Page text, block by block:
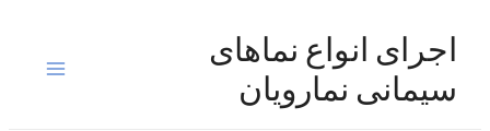
اجرای انواع نماهای
سیمانی نمارویان
Main